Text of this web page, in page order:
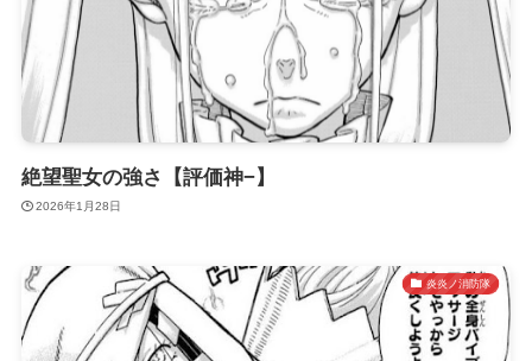
絶望聖女の強さ【評価神−】
2026年1月28日
炎炎ノ消防隊